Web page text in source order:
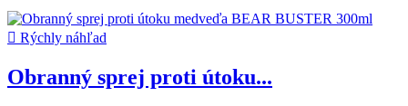
 Rýchly náhľad
Obranný sprej proti útoku...